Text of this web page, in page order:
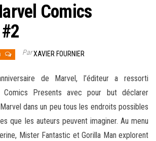
Comics
ParXAVIER FOURNIER
de Marvel, l’éditeur a ressorti
Comics Presents avec pour but déclarer
Marvel dans un peu tous les endroits possibles
que les auteurs peuvent imaginer. Au menu
Mister Fantastic et Gorilla Man explorent